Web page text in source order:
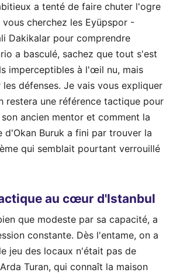
a tenté de faire chuter l'ogre
vous cherchez les Eyüpspor -
Dakikalar pour comprendre
a basculé, sachez que tout s'est
imperceptibles à l'œil nu, mais
défenses. Je vais vous expliquer
restera une référence tactique pour
ancien mentor et comment la
d'Okan Buruk a fini par trouver la
qui semblait pourtant verrouillé
au cœur d'Istanbul
que modeste par sa capacité, a
constante. Dès l'entame, on a
jeu des locaux n'était pas de
Turan, qui connaît la maison